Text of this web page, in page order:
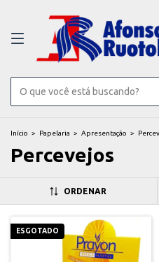
Início > Papelaria > Apresentação >
Percevejos
ORDENAR
ESGOTADO